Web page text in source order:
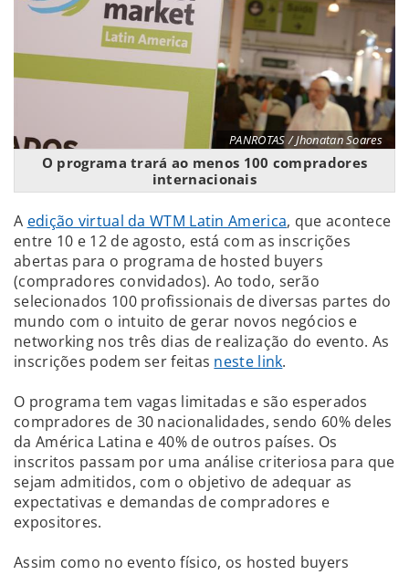
PANROTAS / Jhonatan Soares
O programa trará ao menos 100 compradores
internacionais
A edição virtual da WTM Latin America, que acontece
entre 10 e 12 de agosto, está com as inscrições
abertas para o programa de hosted buyers
(compradores convidados). Ao todo, serão
selecionados 100 profissionais de diversas partes do
mundo com o intuito de gerar novos negócios e
networking nos três dias de realização do evento. As
inscrições podem ser feitas neste link.
O programa tem vagas limitadas e são esperados
compradores de 30 nacionalidades, sendo 60% deles
da América Latina e 40% de outros países. Os
inscritos passam por uma análise criteriosa para que
sejam admitidos, com o objetivo de adequar as
expectativas e demandas de compradores e
expositores.
Assim como no evento físico, os hosted buyers